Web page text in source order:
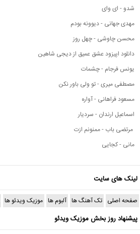
شدو - ای وای
مهدی جهانی - دیوونه بودم
محسن چاوشی - چهل روز
دانلود اپیزود عشق عمیق از دیجی شاهین
یونس فرجام - چشمات
مصطفی میری - تو ولی باور نکن
مسعود فراهانی - آواره
اسماعیل ارندان - سردیار
مرتضی باب - ممنونم ازت
مانی - کجایی
لینک های سایت
صفحه اصلی تک آهنگ ها آلبوم ها موزیک ویدئو ها
پیشنهاد روز بخش موزیک ویدئو